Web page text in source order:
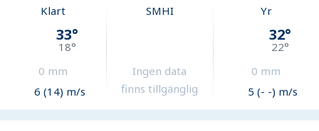
Klart
33°
18°
0 mm
6 (14) m/s
SMHI
Ingen data
finns tillgänglig
Yr
32°
22°
0 mm
5 (- -) m/s